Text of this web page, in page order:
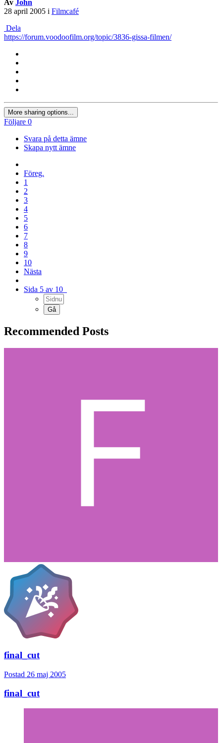
Av John
28 april 2005 i Filmcafé
Dela
https://forum.voodoofilm.org/topic/3836-gissa-filmen/
More sharing options...
Följare 0
Svara på detta ämne
Skapa nytt ämne
Föreg.
1
2
3
4
5
6
7
8
9
10
Nästa
Sida 5 av 10
Recommended Posts
final_cut
Postad 26 maj 2005
final_cut